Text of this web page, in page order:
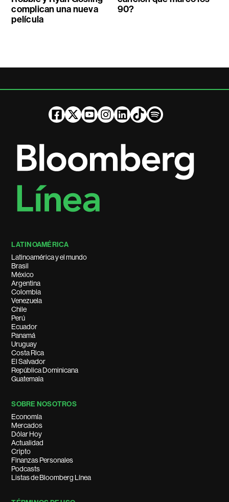
complican una nueva
película
90?
LATINOAMÉRICA
Latinoamérica y el mundo
Brasil
México
Argentina
Colombia
Venezuela
Chile
Perú
Ecuador
Panamá
Uruguay
Costa Rica
El Salvador
República Dominicana
Guatemala
SOBRE NOSOTROS
Economía
Mercados
Dólar Hoy
Actualidad
Cripto
Finanzas Personales
Podcasts
Listas de Bloomberg Línea